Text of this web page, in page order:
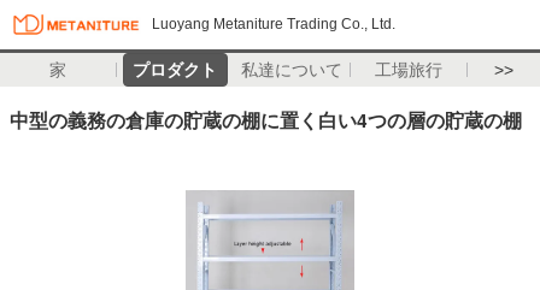
Luoyang Metaniture Trading Co., Ltd.
家 プロダクト 私達について 工場旅行 >>
中型の義務の倉庫の貯蔵の棚に置く白い4つの層の貯蔵の棚